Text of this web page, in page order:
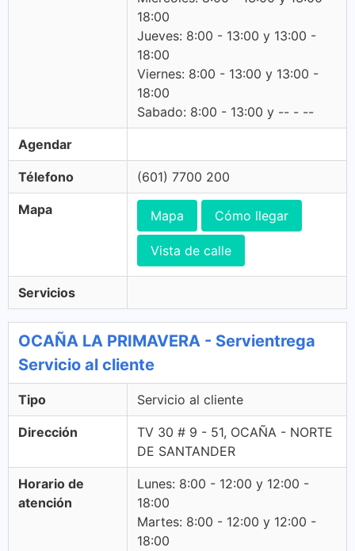
18:00
Jueves: 8:00 - 13:00 y 13:00 -
18:00
Viernes: 8:00 - 13:00 y 13:00 -
18:00
Sabado: 8:00 - 13:00 y -- - --
Agendar
Télefono (601) 7700 200
Mapa Mapa Cómo llegar
Vista de calle
Servicios
OCAÑA LA PRIMAVERA - Servientrega
Servicio al cliente
Tipo Servicio al cliente
Dirección
TV 30 # 9 - 51, OCAÑA - NORTE
DE SANTANDER
Horario de
atención
Lunes: 8:00 - 12:00 y 12:00 -
18:00
Martes: 8:00 - 12:00 y 12:00 -
18:00